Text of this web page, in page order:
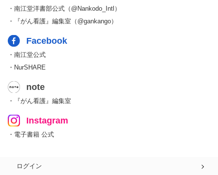
・南江堂洋書部公式（@Nankodo_Intl）
・『がん看護』編集室（@gankango）
Facebook
・南江堂公式
・NurSHARE
note
・『がん看護』編集室
Instagram
・電子書籍 公式
ログイン